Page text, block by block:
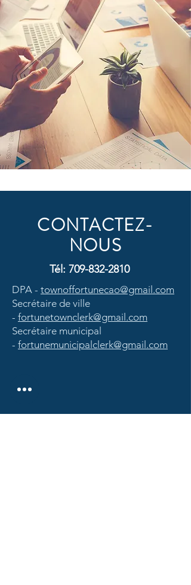
CONTACTEZ-
NOUS
Tél: 709-832-2810
DPA - townoffortunecao@gmail.com
Secrétaire de ville
- fortunetownclerk@gmail.com
Secrétaire municipal
- fortunemunicipalclerk@gmail.com